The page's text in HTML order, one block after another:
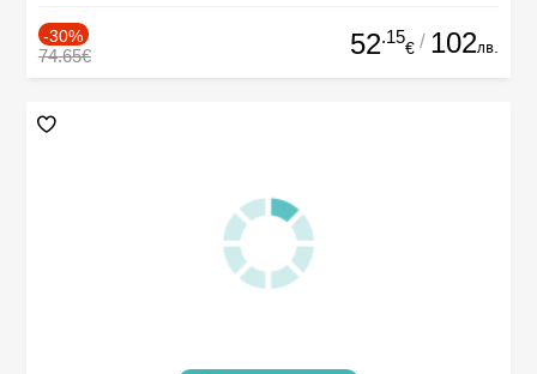
-30%
74.65€ 52.15
€ / 102лв.